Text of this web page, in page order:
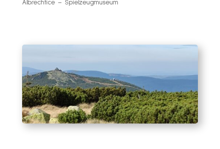
Albrechtice – Spielzeugmuseum